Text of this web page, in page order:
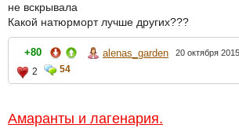
не вскрывала
Какой натюрморт лучше других???
+80 alenas_garden 20 октября
2
54
Амаранты и лагенария.